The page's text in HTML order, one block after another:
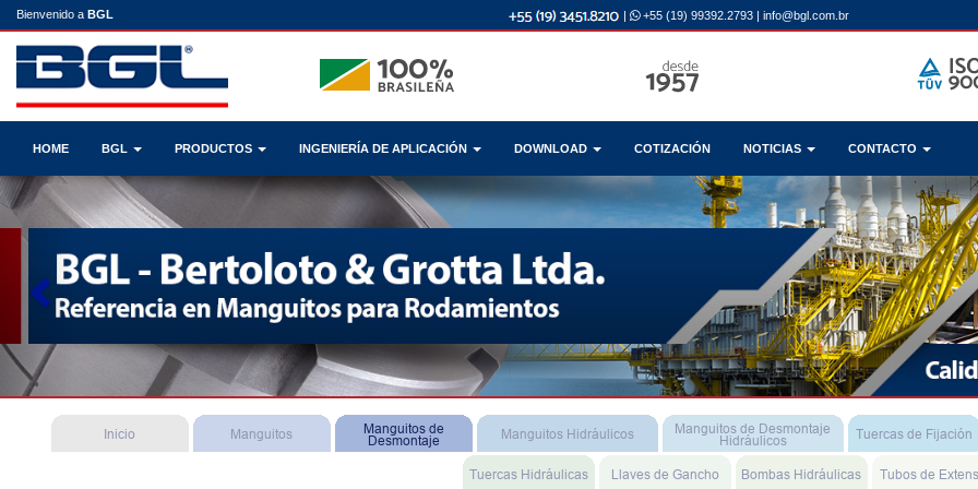
Bienvenido a BGL | +55 (19) 99392.2793 | info@bgl.com.br
HOME BGL PRODUCTOS INGENIERÍA DE APLICACIÓN DOWNLOAD COTIZACIÓN NOTICIAS CONTACTO
Previous